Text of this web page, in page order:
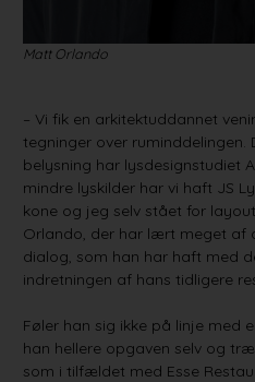
Matt Orlando
– Vi fik en arkitektuddannet
tegninger over
belysning har lysdesignstudiet
mindre lyskilder har vi haft JS
kone og jeg selv stået for
Orlando, der har lært meget af
dialog, som han har haft med
indretningen af hans tidligere
Føler han sig ikke på linje med
han hellere opgaven selv og
som i tilfældet med Esse